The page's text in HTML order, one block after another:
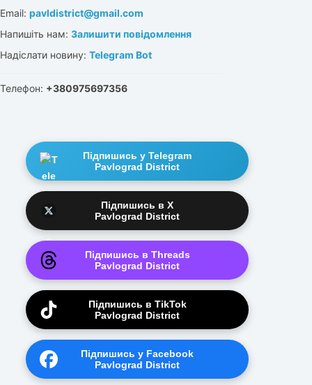
Email: pavldistrict@gmail.com
Напишіть нам: Залишити повідомлення
Надіслати новину: Telegram Bot
Телефон: +380975697356
Підпишись у Telegram
Pavlograd District
Підпишись в X
Pavlograd District
Підпишись в Threads
Pavlograd District
Підпишись в TikTok
Pavlograd District
Підпишись у Facebook
Pavlograd District